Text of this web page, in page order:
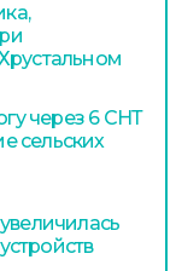
через 6 СНТ
сельских